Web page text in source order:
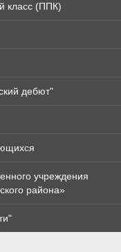
класс (ППК)
дебют"
учреждения
района»